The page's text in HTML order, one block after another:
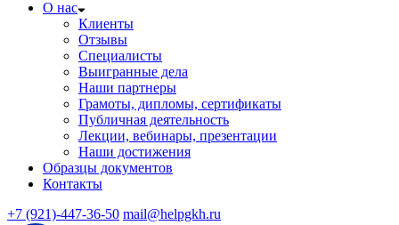
О нас
Клиенты
Отзывы
Специалисты
Выигранные дела
Наши партнеры
Грамоты, дипломы, сертификаты
Публичная деятельность
Лекции, вебинары, презентации
Наши достижения
Образцы документов
Контакты
+7 (921)-447-36-50 mail@helpgkh.ru